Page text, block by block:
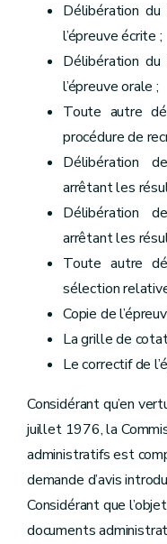
Délibération
l’épreuve écrite ;
Délibération
l’épreuve orale ;
Toute autre
procédure de
Délibération
arrêtant les
Délibération
arrêtant les
Toute autre
sélection
Copie de
La grille de
Le correctif de
Considérant qu’en
juillet 1976, la
administratifs est
demande d’avis
Considérant que
documents